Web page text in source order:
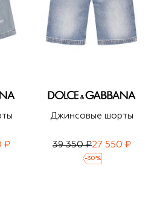
₽
Джинсовые шорты
39 350 ₽27 550 ₽
-30 %